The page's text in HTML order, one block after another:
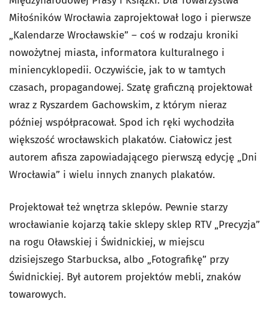
Miłośników Wrocławia zaprojektował logo i pierwsze
„Kalendarze Wrocławskie” – coś w rodzaju kroniki
nowożytnej miasta, informatora kulturalnego i
miniencyklopedii. Oczywiście, jak to w tamtych
czasach, propagandowej. Szatę graficzną projektował
wraz z Ryszardem Gachowskim, z którym nieraz
później współpracował. Spod ich ręki wychodziła
większość wrocławskich plakatów. Ciałowicz jest
autorem afisza zapowiadającego pierwszą edycję „Dni
Wrocławia” i wielu innych znanych plakatów.
Projektował też wnętrza sklepów. Pewnie starzy
wrocławianie kojarzą takie sklepy sklep RTV „Precyzja”
na rogu Oławskiej i Świdnickiej, w miejscu
dzisiejszego Starbucksa, albo „Fotografikę” przy
Świdnickiej. Był autorem projektów mebli, znaków
towarowych.